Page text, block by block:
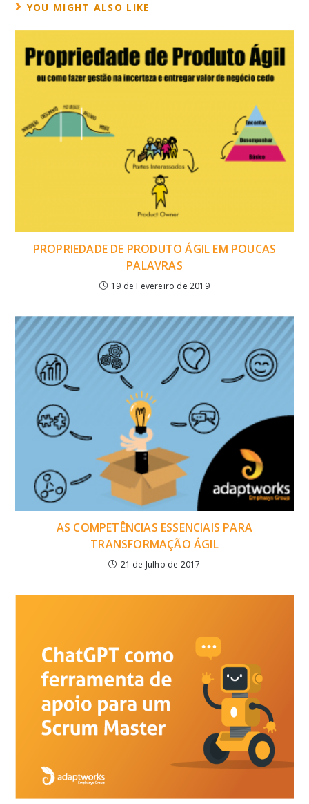
YOU MIGHT ALSO LIKE
PROPRIEDADE DE PRODUTO ÁGIL EM POUCAS
PALAVRAS
19 de Fevereiro de 2019
AS COMPETÊNCIAS ESSENCIAIS PARA
TRANSFORMAÇÃO ÁGIL
21 de Julho de 2017